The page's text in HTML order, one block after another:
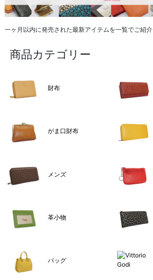
一ヶ月以内に発売された最新アイテムを一覧でご紹介
商品カテゴリー
財布
がま口財布
メンズ
革小物
バッグ